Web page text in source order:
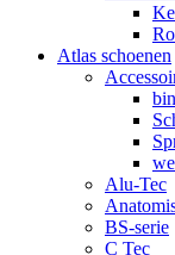
Atlas schoenen
Alu-Tec
BS-serie
C Tec